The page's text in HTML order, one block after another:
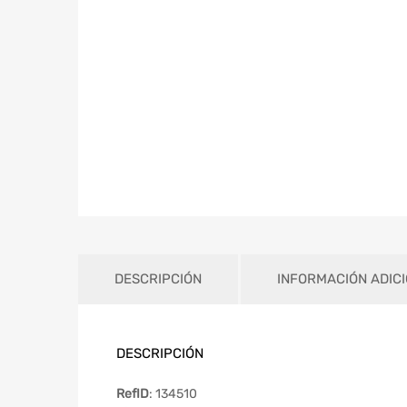
DESCRIPCIÓN INFORMACIÓN
DESCRIPCIÓN
RefID: 134510